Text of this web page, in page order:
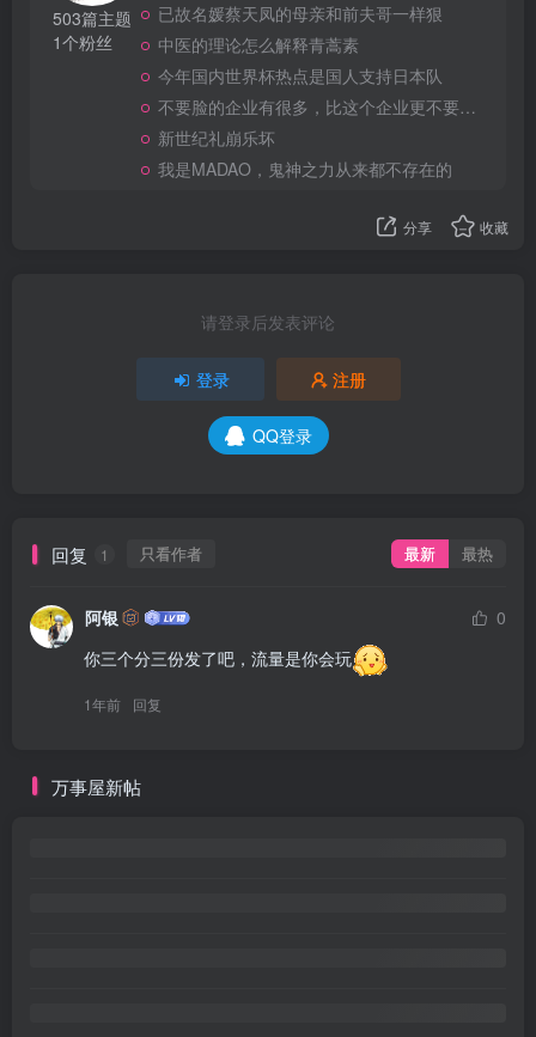
503篇主题
1个粉丝
已故名媛蔡天凤的母亲和前夫哥一样狠
中医的理论怎么解释青蒿素
今年国内世界杯热点是国人支持日本队
不要脸的企业有很多，比这个企业更不要脸的，应该就没有了
新世纪礼崩乐坏
我是MADAO，鬼神之力从来都不存在的
分享 收藏
请登录后发表评论
登录 注册
QQ登录
回复 1 只看作者 最新 最热
阿银
0
你三个分三份发了吧，流量是你会玩
1年前 回复
万事屋新帖